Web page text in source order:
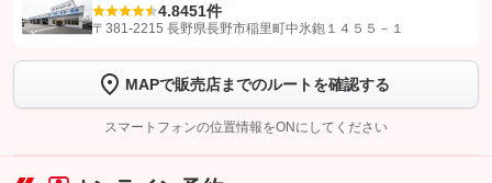
【STEP1】認証画面でグーネットを友だち追加してから「許可する」ボタンを押
トーク画面で
ボタンをタップして問い合わせを
完了してください。
こちら
4.8451件
〒381-2215 長野県長野市稲里町中氷鉋１４５５－１
MAPで販売店までのルートを確認する
スマートフォンの位置情報をONにしてください